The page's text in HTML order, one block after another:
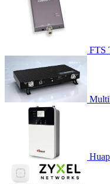
FTS